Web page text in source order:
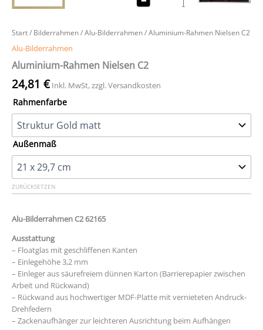
Start/ Bilderrahmen/Alu-Bilderrahmen/ Aluminium-Rahmen Nielsen C2
Alu-Bilderrahmen
Aluminium-Rahmen Nielsen C2
24,81 € Inkl. MwSt, zzgl. Versandkosten
Rahmenfarbe
Außenmaß
ZURÜCKSETZEN
Alu-Bilderrahmen C2 62165
Ausstattung
– Floatglas mit geschliffenen Kanten
– Einlegehöhe 3,2 mm
– Einleger aus säurefreiem dünnen Karton (Barrierepapier zwischen
Arbeit und Rückwand)
– Rückwand aus hochwertiger MDF-Platte mit vernieteten Andruck-
Drehfedern
– Zackenaufhänger zur leichteren Ausrichtung beim Aufhängen